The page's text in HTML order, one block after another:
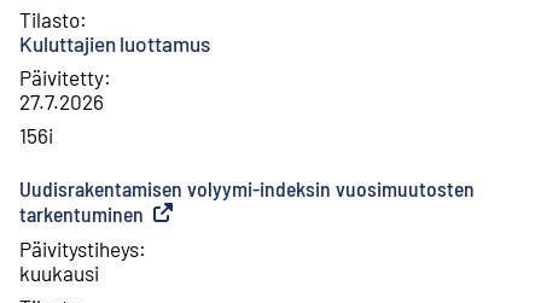
Tilasto:
Kuluttajien luottamus
Päivitetty:
27.7.2026
156i
Uudisrakentamisen volyymi-indeksin vuosimuutosten
tarkentuminen Ulkoinen linkki
Päivitystiheys:
kuukausi